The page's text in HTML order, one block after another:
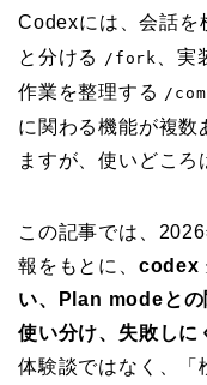
Codexには、会話を
と分ける
/fork 、
作業を整理する /
に関わる機能が複数
ますが、使いどころ
この記事では、
報をもとに、 codex
い、Plan modeと
使い分け、失敗しに
体験談ではなく、「